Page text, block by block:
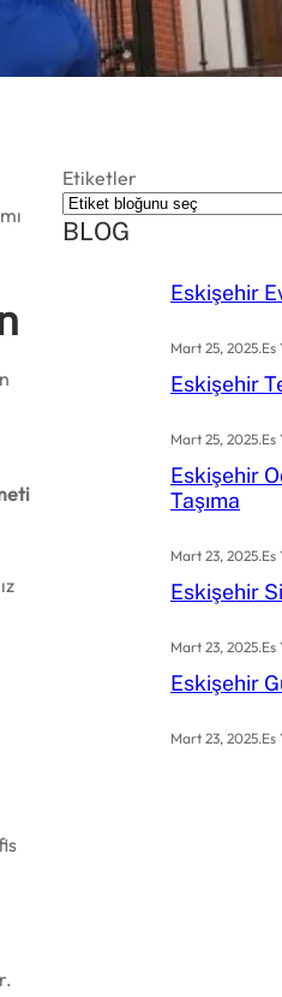
Etiketler
BLOG
Eskişehir
Mart 25, 2025.Es
Eskişehir
Mart 25, 2025.Es
Eskişehir
Taşıma
Mart 23, 2025.Es
Eskişehir
Mart 23, 2025.Es
Eskişehir
Mart 23, 2025.Es